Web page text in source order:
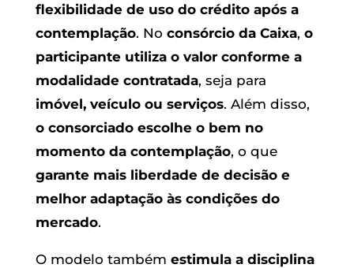
flexibilidade de uso do crédito após a
contemplação. No consórcio da Caixa, o
participante utiliza o valor conforme a
modalidade contratada, seja para
imóvel, veículo ou serviços. Além disso,
o consorciado escolhe o bem no
momento da contemplação, o que
garante mais liberdade de decisão e
melhor adaptação às condições do
mercado.
O modelo também estimula a disciplina